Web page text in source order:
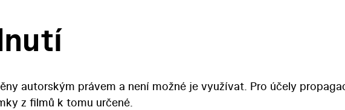
autorským právem a není možné je využívat. Pro účely
z filmů k tomu určené.